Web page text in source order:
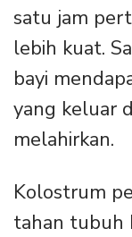
satu jam
lebih kuat.
bayi
yang keluar
melahirkan.
Kolostrum
tahan tubuh